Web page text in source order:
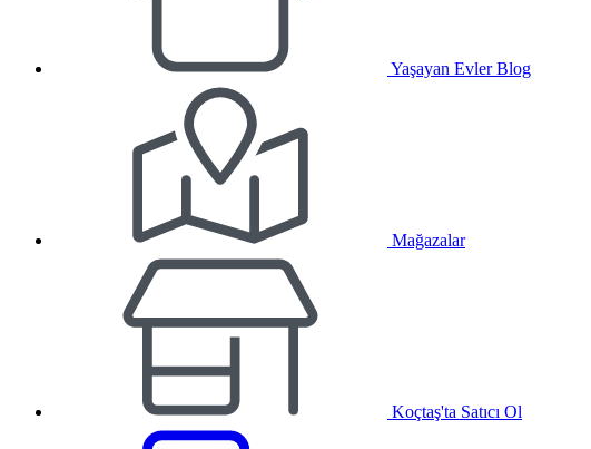
Yaşayan Evler Blog
Mağazalar
Koçtaş'ta Satıcı Ol